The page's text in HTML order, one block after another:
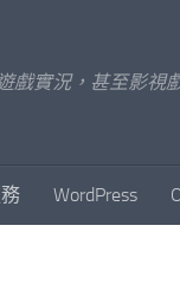
戲實況，甚至影
WordPress